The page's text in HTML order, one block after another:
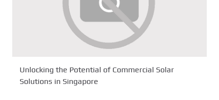
Unlocking the Potential of Commercial Solar
Solutions in Singapore